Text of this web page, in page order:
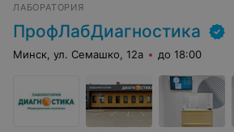
ЛАБОРАТОРИЯ
ПрофЛабДиагностика
Минск, ул. Семашко, 12а до 18:00